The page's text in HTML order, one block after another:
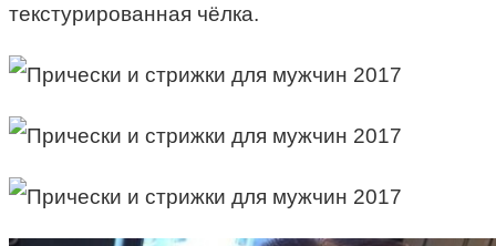
текстурированная чёлка.